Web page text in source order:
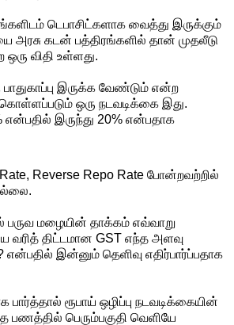
டெபாசிட்களாக வைத்து இருக்கும்
அரசு கடன் பத்திரங்களில் தான் முதலீடு
விதி உள்ளது.
இருக்க வேண்டும் என்ற
ஒரு நடவடிக்கை இது.
இருந்து 20% என்பதாக
Rate, Reverse Repo Rate போன்றவற்றில்
மழையின் தாக்கம் எவ்வாறு
வரித் திட்டமான GST எந்த அளவு
என்பதில் இன்னும் தெளிவு எதிர்பார்ப்பதாக
ரூபாய் ஒழிப்பு நடவடிக்கையின்
பணத்தில் பெரும்பகுதி வெளியே